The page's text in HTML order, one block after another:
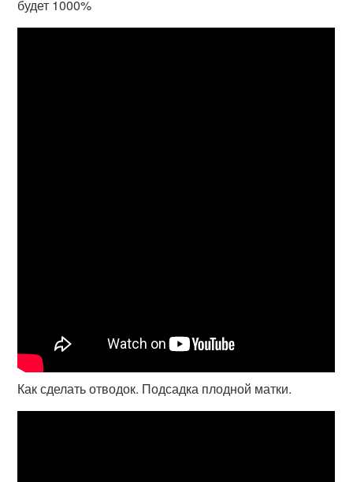
будет 1000%
Как сделать отводок. Подсадка плодной матки.